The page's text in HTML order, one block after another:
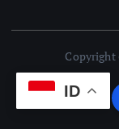
Copyright
ID